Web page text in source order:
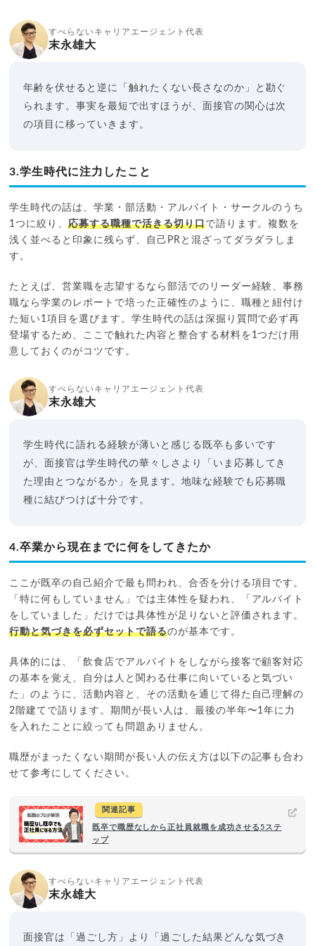
すべらないキャリアエージェント代表
末永雄大
年齢を伏せると逆に「触れたくない長さなのか」と勘ぐ
られます。事実を最短で出すほうが、面接官の関心は次
の項目に移っていきます。
3.学生時代に注力したこと
学生時代の話は、学業・部活動・アルバイト・サークルのうち
1つに絞り、応募する職種で活きる切り口で語ります。複数を
浅く並べると印象に残らず、自己PRと混ざってダラダラしま
す。
たとえば、営業職を志望するなら部活でのリーダー経験、事務
職なら学業のレポートで培った正確性のように、職種と紐付け
た短い1項目を選びます。学生時代の話は深掘り質問で必ず再
登場するため、ここで触れた内容と整合する材料を1つだけ用
意しておくのがコツです。
すべらないキャリアエージェント代表
末永雄大
学生時代に語れる経験が薄いと感じる既卒も多いです
が、面接官は学生時代の華々しさより「いま応募してき
た理由とつながるか」を見ます。地味な経験でも応募職
種に結びつけば十分です。
4.卒業から現在までに何をしてきたか
ここが既卒の自己紹介で最も問われ、合否を分ける項目です。
「特に何もしていません」では主体性を疑われ、「アルバイト
をしていました」だけでは具体性が足りないと評価されます。
行動と気づきを必ずセットで語るのが基本です。
具体的には、「飲食店でアルバイトをしながら接客で顧客対応
の基本を覚え、自分は人と関わる仕事に向いていると気づい
た」のように、活動内容と、その活動を通じて得た自己理解の
2階建てで語ります。期間が長い人は、最後の半年〜1年に力
を入れたことに絞っても問題ありません。
職歴がまったくない期間が長い人の伝え方は以下の記事も合わ
せて参考にしてください。
関連記事
既卒で職歴なしから正社員就職を成功させる5ステ
ップ
すべらないキャリアエージェント代表
末永雄大
面接官は「過ごし方」より「過ごした結果どんな気づき